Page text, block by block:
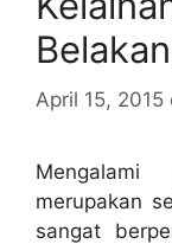
April 15, 2015
Mengalami
merupakan
sangat